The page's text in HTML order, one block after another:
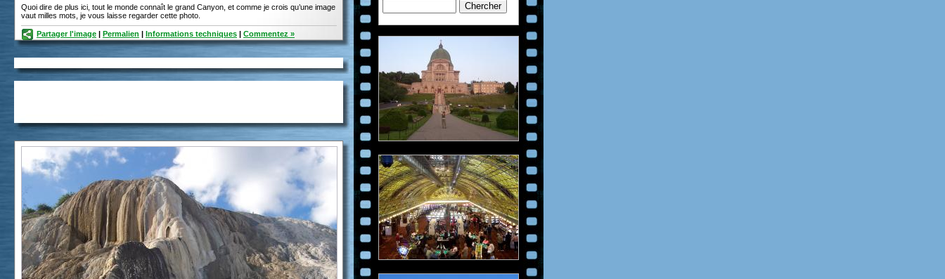
Quoi dire de plus ici, tout le monde connaît le grand Canyon, et comme je crois qu’une image
vaut milles mots, je vous laisse regarder cette photo.
Partager l'image | Permalien | Informations techniques | Commentez »